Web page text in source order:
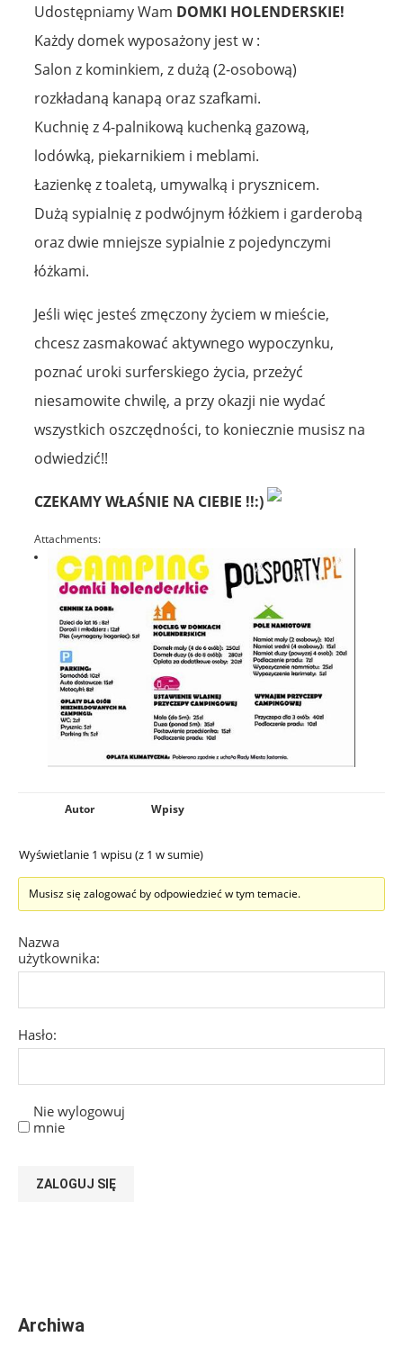
Udostępniamy Wam DOMKI HOLENDERSKIE!
Każdy domek wyposażony jest w :
Salon z kominkiem, z dużą (2-osobową)
rozkładaną kanapą oraz szafkami.
Kuchnię z 4-palnikową kuchenką gazową,
lodówką, piekarnikiem i meblami.
Łazienkę z toaletą, umywalką i prysznicem.
Dużą sypialnię z podwójnym łóżkiem i garderobą
oraz dwie mniejsze sypialnie z pojedynczymi
łóżkami.
Jeśli więc jesteś zmęczony życiem w mieście,
chcesz zasmakować aktywnego wypoczynku,
poznać uroki surferskiego życia, przeżyć
niesamowite chwilę, a przy okazji nie wydać
wszystkich oszczędności, to koniecznie musisz na
odwiedzić!!
CZEKAMY WŁAŚNIE NA CIEBIE !!:)
Attachments:
Autor Wpisy
Wyświetlanie 1 wpisu (z 1 w sumie)
Musisz się zalogować by odpowiedzieć w tym temacie.
Nazwa
użytkownika:
Hasło:
Nie wylogowuj
mnie
ZALOGUJ SIĘ
Archiwa